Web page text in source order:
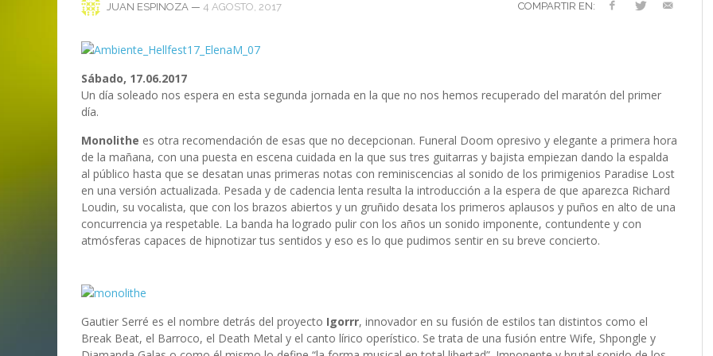
IMPRESIONES
PREFERENCIAS
NAGOLD 2025
2022 (EDICIÓN EN
EN PROFUNDIDAD
MARC GUTIÉRREZ 25 FEBRERO, 2019
JUAN ESPINOZA, 3 JUNIO, 2018
COMPARTIR EN:
JUAN ESPINOZA — 4 AGOSTO, 2017
Sábado, 17.06.2017
Un día soleado nos espera en esta segunda jornada en la que no nos hemos recuperado del maratón del primer
día.
Monolithe es otra recomendación de esas que no decepcionan. Funeral Doom opresivo y elegante a primera hora
de la mañana, con una puesta en escena cuidada en la que sus tres guitarras y bajista empiezan dando la espalda
al público hasta que se desatan unas primeras notas con reminiscencias al sonido de los primigenios Paradise Lost
en una versión actualizada. Pesada y de cadencia lenta resulta la introducción a la espera de que aparezca Richard
Loudin, su vocalista, que con los brazos abiertos y un gruñido desata los primeros aplausos y puños en alto de una
concurrencia ya respetable. La banda ha logrado pulir con los años un sonido imponente, contundente y con
atmósferas capaces de hipnotizar tus sentidos y eso es lo que pudimos sentir en su breve concierto.
Gautier Serré es el nombre detrás del proyecto Igorrr, innovador en su fusión de estilos tan distintos como el
Break Beat, el Barroco, el Death Metal y el canto lírico operístico. Se trata de una fusión entre Wife, Shpongle y